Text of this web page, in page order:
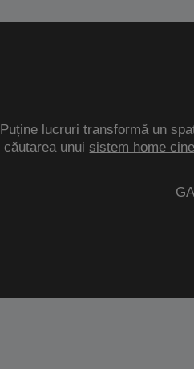
Puține lucruri transformă un
căutarea unui sistem home